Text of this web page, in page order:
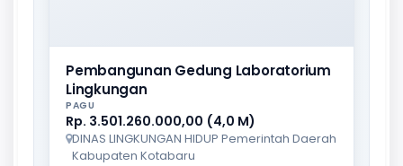
Pembangunan Gedung Laboratorium
Lingkungan
PAGU
Rp. 3.501.260.000,00 (4,0 M)
DINAS LINGKUNGAN HIDUP Pemerintah Daerah
Kabupaten Kotabaru